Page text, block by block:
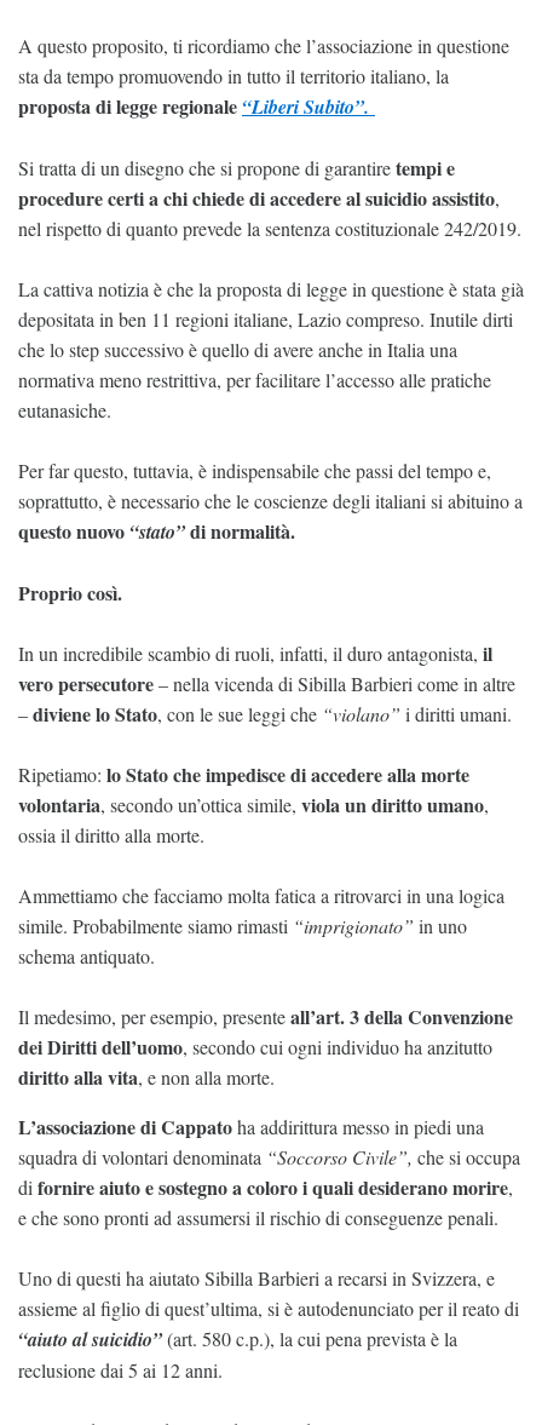
A questo proposito, ti ricordiamo che l’associazione in questione
sta da tempo promuovendo in tutto il territorio italiano, la
proposta di legge regionale “Liberi Subito”.
Si tratta di un disegno che si propone di garantiretempi e
procedure certi a chi chiede di accedere al suicidio assistito,
nel rispetto di quanto prevede la sentenza costituzionale 242/2019.
La cattiva notizia è che la proposta di legge in questione è stata già
depositata in ben 11 regioni italiane, Lazio compreso. Inutile dirti
che lo step successivo è quello di avere anche in Italia una
normativa meno restrittiva, per facilitare l’accesso alle pratiche
eutanasiche.
Per far questo, tuttavia, è indispensabile che passi del tempo e,
soprattutto, è necessario che le coscienze degli italiani si abituino a
questo nuovo “stato”di normalità.
Proprio così.
In un incredibile scambio di ruoli, infatti, il duro antagonista, il
vero persecutore– nella vicenda di Sibilla Barbieri come in altre
–diviene lo Stato, con le sue leggi che “violano” i diritti umani.
Ripetiamo: lo Stato che impedisce di accedere alla morte
volontaria, secondo un’ottica simile, viola un diritto umano,
ossia il diritto alla morte.
Ammettiamo che facciamo molta fatica a ritrovarci in una logica
simile. Probabilmente siamo rimasti “imprigionato” in uno
schema antiquato.
Il medesimo, per esempio, presenteall’art. 3 della Convenzione
dei Diritti dell’uomo, secondo cui ogni individuo ha anzitutto
diritto alla vita, e non alla morte.
L’associazione di Cappatoha addirittura messo in piedi una
squadra di volontari denominata “Soccorso Civile”, che si occupa
di fornire aiuto e sostegno a coloro i quali desiderano morire,
e che sono pronti ad assumersi il rischio di conseguenze penali.
Uno di questi ha aiutato Sibilla Barbieri a recarsi in Svizzera, e
assieme al figlio di quest’ultima, si è autodenunciato per il reato di
“aiuto al suicidio”(art. 580 c.p.), la cui pena prevista è la
reclusione dai 5 ai 12 anni.